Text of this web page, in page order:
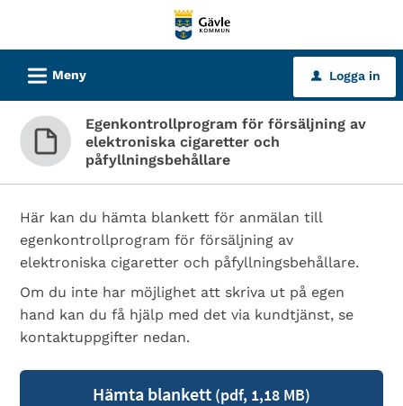
tjänster
Gävle
kommun
L Meny u Logga in
Egenkontrollprogram för försäljning av
elektroniska cigaretter och
påfyllningsbehållare
Här kan du hämta blankett för anmälan till
egenkontrollprogram för försäljning av
elektroniska cigaretter och påfyllningsbehållare.
Om du inte har möjlighet att skriva ut på egen
hand kan du få hjälp med det via kundtjänst, se
kontaktuppgifter nedan.
Hämta blankett (pdf, 1,18 MB)